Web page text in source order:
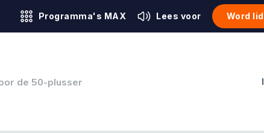
Programma's MAX Lees voor Word
de 50-plusser